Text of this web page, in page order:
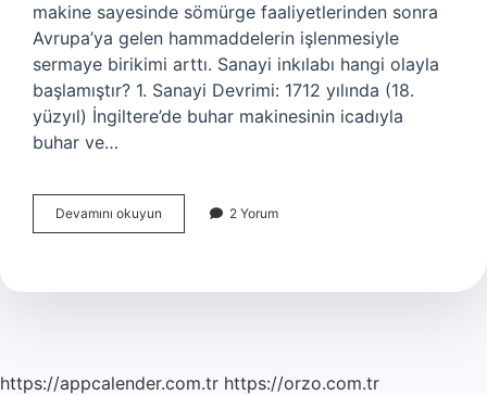
makine sayesinde sömürge faaliyetlerinden sonra
Avrupa’ya gelen hammaddelerin işlenmesiyle
sermaye birikimi arttı. Sanayi inkılabı hangi olayla
başlamıştır? 1. Sanayi Devrimi: 1712 yılında (18.
yüzyıl) İngiltere’de buhar makinesinin icadıyla
buhar ve…
Devamını okuyun
Devrimi
2 Yorum
https://appcalender.com.tr https://orzo.com.tr